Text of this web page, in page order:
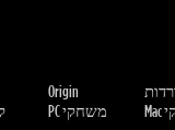
שונות